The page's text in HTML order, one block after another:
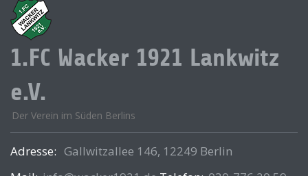
1.FC Wacker 1921 Lankwitz
e.V.
Der Verein im Süden Berlins
Adresse: Gallwitzallee 146, 12249 Berlin